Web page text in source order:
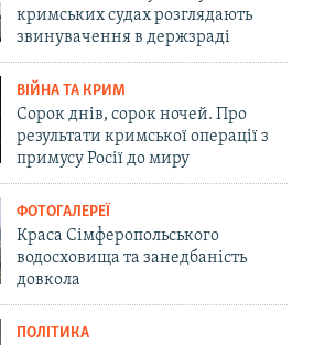
кримських судах розглядають
звинувачення в держзраді
ВІЙНА ТА КРИМ
Сорок днів, сорок ночей. Про
результати кримської операції з
примусу Росії до миру
ФОТОГАЛЕРЕЇ
Краса Сімферопольського
водосховища та занедбаність
довкола
ПОЛІТИКА